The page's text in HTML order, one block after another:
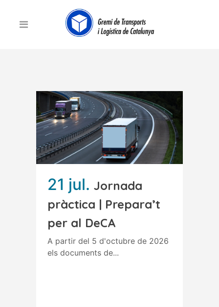
21 jul. Jornada
pràctica | Prepara’t
per al DeCA
A partir del 5 d'octubre de 2026
els documents de...